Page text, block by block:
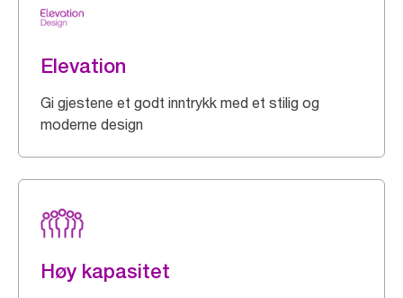
Elevation
Gi gjestene et godt inntrykk med et stilig og
moderne design
Høy kapasitet